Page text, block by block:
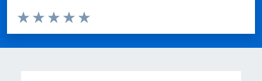
Valuta da 1 a 5 stelle la pagina
Valuta 5 stelle su 5
Valuta 4 stelle su 5
Valuta 3 stelle su 5
Valuta 2 stelle su 5
Valuta 1 stelle su 5